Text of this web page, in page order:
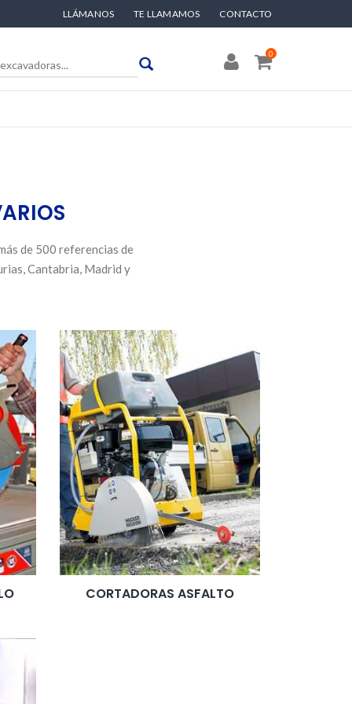
LLÁMANOS TE LLAMAMOS CONTACTO
0
de 500 referencias de
Cantabria, Madrid y
CORTADORAS ASFALTO